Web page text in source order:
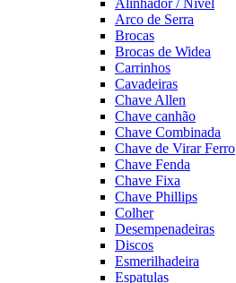
Arco de Serra
Brocas
Brocas de Widea
Carrinhos
Cavadeiras
Chave Allen
Chave canhão
Chave Combinada
Chave de Virar Ferro
Chave Fenda
Chave Fixa
Chave Phillips
Colher
Desempenadeiras
Discos
Esmerilhadeira
Espatulas